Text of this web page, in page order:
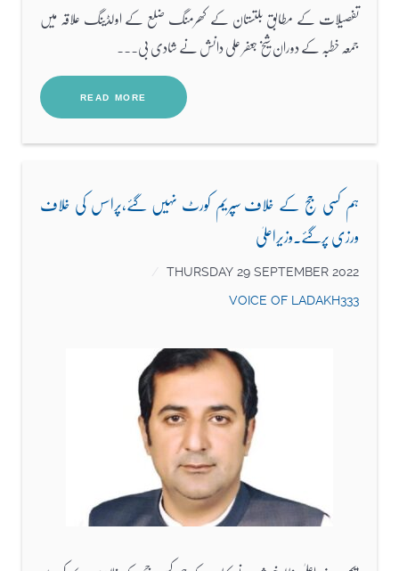
تفصیلات کے مطابق بلتستان کے کھرمنگ ضلع کے اولڈینگ علاقہ میں
جمعہ خطبہ کے دوران شیخ جعفر علی دانش نے شادی بی...
READ MORE
ہم کسی جج کے خلاف سپریم کورٹ نہیں گئے،پراسس کی خلاف
ورزی پرگئے.وزیراعلیٰ
THURSDAY 29 SEPTEMBER 2022
VOICE OF LADAKH333